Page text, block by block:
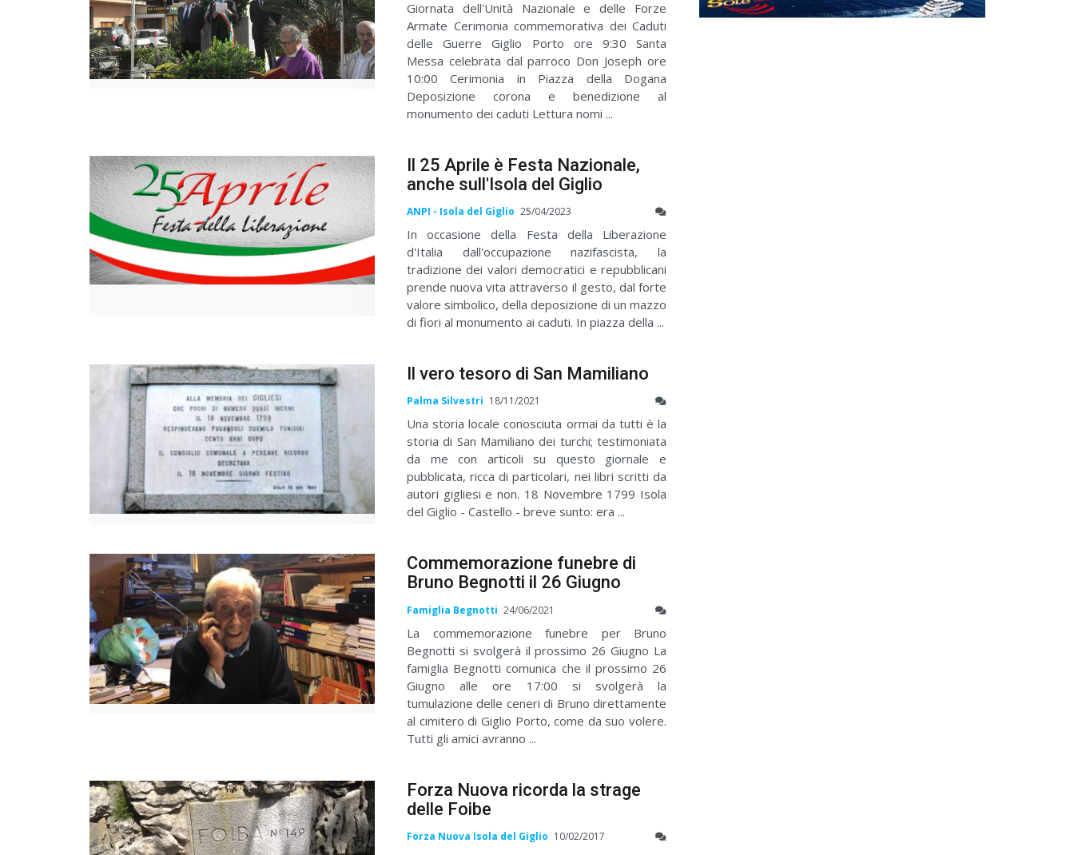
Giornata dell'Unità Nazionale e delle Forze
Armate Cerimonia commemorativa dei Caduti
delle Guerre Giglio Porto ore 9:30 Santa
Messa celebrata dal parroco Don Joseph ore
10:00 Cerimonia in Piazza della Dogana
Deposizione corona e benedizione al
monumento dei caduti Lettura nomi ...
Il 25 Aprile è Festa Nazionale,
anche sull'Isola del Giglio
ANPI - Isola del Giglio 25/04/2023
In occasione della Festa della Liberazione
d'Italia dall'occupazione nazifascista, la
tradizione dei valori democratici e repubblicani
prende nuova vita attraverso il gesto, dal forte
valore simbolico, della deposizione di un mazzo
di fiori al monumento ai caduti. In piazza della ...
Il vero tesoro di San Mamiliano
Palma Silvestri 18/11/2021
Una storia locale conosciuta ormai da tutti è la
storia di San Mamiliano dei turchi; testimoniata
da me con articoli su questo giornale e
pubblicata, ricca di particolari, nei libri scritti da
autori gigliesi e non. 18 Novembre 1799 Isola
del Giglio - Castello - breve sunto: era ...
Commemorazione funebre di
Bruno Begnotti il 26 Giugno
Famiglia Begnotti 24/06/2021
La commemorazione funebre per Bruno
Begnotti si svolgerà il prossimo 26 Giugno La
famiglia Begnotti comunica che il prossimo 26
Giugno alle ore 17:00 si svolgerà la
tumulazione delle ceneri di Bruno direttamente
al cimitero di Giglio Porto, come da suo volere.
Tutti gli amici avranno ...
Forza Nuova ricorda la strage
delle Foibe
Forza Nuova Isola del Giglio 10/02/2017